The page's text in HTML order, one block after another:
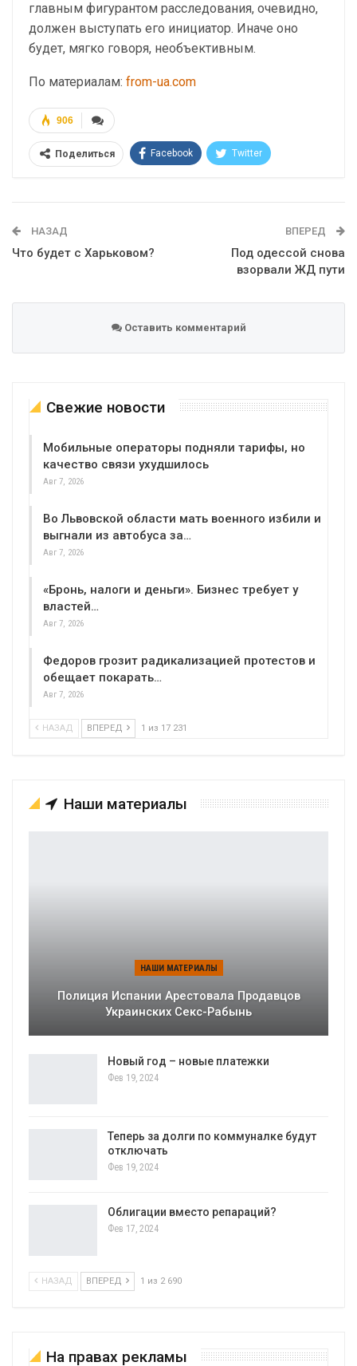
главным фигурантом расследования, очевидно,
должен выступать его инициатор. Иначе оно
будет, мягко говоря, необъективным.
По материалам: from-ua.com
906
Поделиться Facebook Twitter
НАЗАД
Что будет с Харьковом?
ВПЕРЕД
Под одессой снова
взорвали ЖД пути
Оставить комментарий
Свежие новости
Мобильные операторы подняли тарифы, но
качество связи ухудшилось
Авг 7, 2026
Во Львовской области мать военного избили и
выгнали из автобуса за…
Авг 7, 2026
«Бронь, налоги и деньги». Бизнес требует у
властей…
Авг 7, 2026
Федоров грозит радикализацией протестов и
обещает покарать…
Авг 7, 2026
НАЗАД ВПЕРЕД 1 из 17 231
Наши материалы
НАШИ МАТЕРИАЛЫ
Полиция Испании Арестовала Продавцов
Украинских Секс-Рабынь
Новый год – новые платежки
Фев 19, 2024
Теперь за долги по коммуналке будут
отключать
Фев 19, 2024
Облигации вместо репараций?
Фев 17, 2024
НАЗАД ВПЕРЕД 1 из 2 690
На правах рекламы